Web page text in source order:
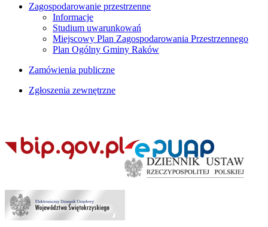
Zagospodarowanie przestrzenne
Informacje
Studium uwarunkowań
Miejscowy Plan Zagospodarowania Przestrzennego
Plan Ogólny Gminy Raków
Zamówienia publiczne
Zgłoszenia zewnętrzne